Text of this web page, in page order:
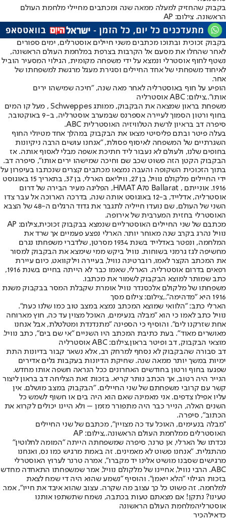
בקבוק שהחזיק למעלה ממאה שנה ומכתבים מחיילי מלחמת העולם
הראשונה. צילום: AP
בקבוק זכוכית ובתוכו מכתבים משני חיילים אוסטרלים, ימים ספורים
לאחר שהחלו את מסעם אל הקרבות בצרפת במלחמת העולם הראשונה,
נשטף לחוף אוסטרלי ונמצא על ידי משפחה מקומית, הגילוי המסעיר הוביל
לאיחוד משפחתי של אחד החיילים וסגירת מעגל מרגשת למשפחתו של
אחר.
הופיע על חוף באוסטרליה לאחר מאה שנה, "חיכה שמישהו ירים
אותו".,צילום: ABC אוסטרליה
משפחת בראון שמצאה את הבקבוק, ממותג Schweppes , מעל קו המים
בחוף ורטון הסמוך לעיירה אספרנס שבמערב אוסטרליה, ב-9 באוקטובר,
סיפרה דב בראיון לרשת הטלוויזיה האוסטרלית ABC.
בעלה פיטר ובתם פליסיטי מצאו את הבקבוק במהלך אחד מטיולי החוף
השגרתיים של המשפחה לאיסוף פסולת, "אנחנו עושים הרבה ניקיונות
בחופים שלנו, ולעולם לא נעבור ליד חתיכת אשפה מבלי לאסוף אותה. אז
הבקבוק הקטן הזה פשוט שכב שם וחיכה שמישהו ירים אותו", סיפרה דב.
בתוך הזכוכית השקופה והעבה נמצאו מכתבים קצרים שנכתבו בעיפרון על
ידי החיילים מלקולם נוויל, בן 27, וויליאם הארלי, בן 37, בתאריך 15 באוגוסט
1916. אונייתם , HMAT A70 Ballarat, הפליגה מעיר הבירה של דרום
אוסטרליה, אדלייד, ב-12 באוגוסט אותה שנה, בדרכה הארוכה אל עבר צדו
השני של העולם, שם נועדו חייליה לתגבר את גדוד הרגלים ה-48 של הצבא
האוסטרלי בחזית המערבית של אירופה.
מכתבם של שני החיילים האוסטרליים שנמצא בבקבוק זכוכית,צילום: AP
נוויל נהרג בקרב שנה מאוחר יותר. הארלי נפצע פעמיים אך שרד את
המלחמה, ונפטר באדלייד בשנת 1934 מסרטן, שלדברי משפחתו נגרם
מחשיפה לגז גרמני בשוחות. נוויל ביקש ממי שימצא את הבקבוק למסור
את המכתב הקצר לאמו, רוברטינה נוויל, בעיירה וילקוואט, כיום עיירת
רפאים בדרום אוסטרליה. הארלי, שאמו כבר לא הייתה בחיים בשנת 1916,
כתב שמותר למוצא הבקבוק לשמור את מכתבו.
משפחתו של מלקולם אלכסנדר נוויל אומרת שקבלת המסר בבקבוק משנת
1916 היא "מדהימה".,צילום: צילום מסך
הארלי כתב: "הלוואי שמוצא המכתב נמצא במצב טוב כמו שלנו כעת".
נוויל כתב לאמו כי הוא "מבלה בנעימים, האוכל מצוין עד כה, חוץ מארוחה
אחת שזרקנו לים". והוסיף כי הספינה "מתנדנדת ומטלטלת, אבל אנחנו
מאושרים מאוד". בעת כתיבת המכתב היו השניים "אי שם בים", כתב נוויל.
מוצאי הבקבוק, דב ופיטר בראון,צילום: ABC אוסטרליה
דב סבורה שהבקבוק לא נסחף למרחק רב, אלא נשאר קבור בדיונות התת
ימיות במשך יותר ממאה שנה. שחיקת הדיונות בעקבות גלים אדירים
שפגעו בחוף ורטון בחודשים האחרונים ככל הנראה חשפה אותו מחדש.
הנייר היה רטוב, אך הכתב נותר קריא. בזכות זאת הצליחה דב בראון ליצור
קשר עם קרובי משפחתם של שני החיילים. "הבקבוק במצב מושלם. אין
עליו אפילו צדפים. אני מאמינה שאם הוא היה בים או חשוף לשמש כל
השנים האלה, הנייר כבר היה מתפורר מזמן – ולא היינו יכולים לקרוא את
הכתוב", סיפרה.
"מבלה בנעימים, האוכל עד כה מצויין", מכתבם של שני החיילים
האוסטרלים ממלחמת העולם הראשונה.,צילום: AP
נכדתו של הארלי, אן טרנר, סיפרה שמשפחתה הייתה "המומה לחלוטין"
מהתגלית. "אנחנו פשוט לא מאמינים. זה באמת מרגיש כמו נס, ואנחנו
מרגישים שסבנו מושיט אלינו יד מקברו", אמרה טרנר לערוץ האוסטרלי
ABC. הרבי נוויל, אחיינו של מלקולם נוויל, אמר שמשפחתו התאחדה מחדש
בזכות הגילוי "הלא ייאמן". והוסיף "נשמע שהוא היה די שמח לצאת
למלחמה. זה פשוט כל כך עצוב מה שקרה. עצוב שהוא איבד את חייו", אמר.
טעינו? נתקן! אם מצאתם טעות בכתבה, נשמח שתשתפו אותנו
אוסטרליהמלחמת העולם הראשונה
כדאילהכיר